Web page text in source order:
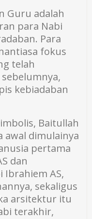
Guru adalah
para Nabi
Para
fokus
telah
kebiadaban
Baitullah
awal dimulainya
pertama
dan
Ibrahiem AS,
sekaligus
arsitektur itu
terakhir,